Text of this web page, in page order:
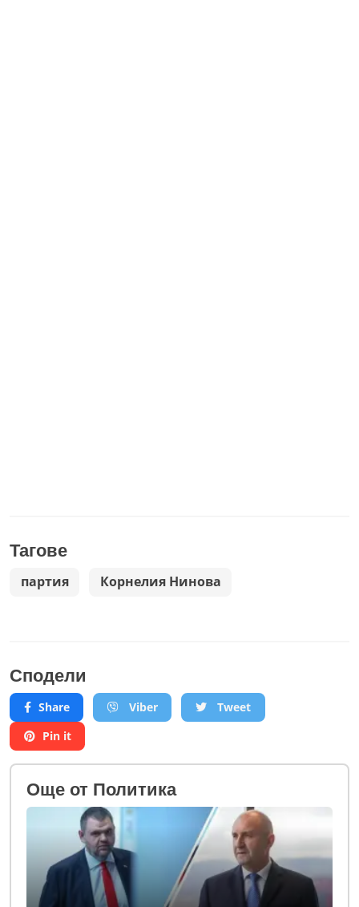
Тагове
партия Корнелия Нинова
Сподели
Share Viber
Tweet
Pin it
Oще от Политика